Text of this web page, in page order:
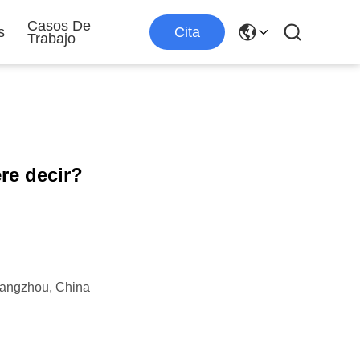
Casos De
Trabajo
Cita
decir?
China